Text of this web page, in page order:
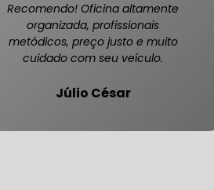
Recomendo! Oficina altamente
organizada, profissionais
metódicos, preço justo e muito
cuidado com seu veículo.
Júlio César